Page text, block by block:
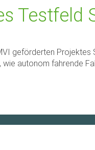
Testfeld
geförderten
autonom fahrende